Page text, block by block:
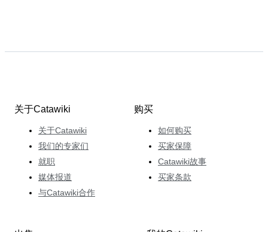
关于Catawiki
关于Catawiki
我们的专家们
就职
媒体报道
与Catawiki合作
购买
如何购买
买家保障
Catawiki故事
买家条款